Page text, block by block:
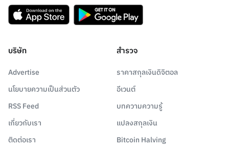
บริษัท
Advertise
นโยบายความเป็นส่วนตัว
RSS Feed
เกี่ยวกับเรา
ติดต่อเรา
สำรวจ
ราคาสกุลเงินดิจิตอล
อีเวนต์
บทความความรู้
แปลงสกุลเงิน
Bitcoin Halving